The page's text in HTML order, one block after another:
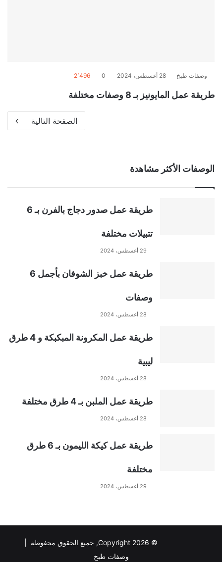
وصفات طبخ 28 أغسطس، 2024 0 2٬496
طريقة عمل المايونيز بـ 8 وصفات مختلفة
الصفحة التالية
الوصفات الأكثر مشاهدة
طريقة عمل صدور دجاج بالفرن بـ 6
تتبيلات مختلفة
29 أغسطس، 2024
طريقة عمل خبز الشوفان بأجمل 6
وصفات
28 أغسطس، 2024
طريقة عمل المكرونة المبكبكة و 4 طرق
ليبية
28 أغسطس، 2024
طريقة عمل الملبن بـ 4 طرق مختلفة
28 أغسطس، 2024
طريقة عمل كيكة الليمون بـ 6 طرق
مختلفة
29 أغسطس، 2024
© Copyright 2026, جميع الحقوق محفوظة |
وصفات طبخ